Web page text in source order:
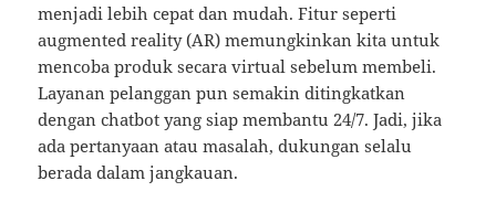
menjadi lebih cepat dan mudah. Fitur seperti
augmented reality (AR) memungkinkan kita untuk
mencoba produk secara virtual sebelum membeli.
Layanan pelanggan pun semakin ditingkatkan
dengan chatbot yang siap membantu 24/7. Jadi, jika
ada pertanyaan atau masalah, dukungan selalu
berada dalam jangkauan.